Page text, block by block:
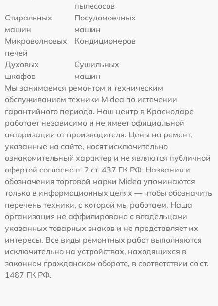
пылесосов
Стиральных
машин
Посудомоечных
машин
Микроволновых
печей
Кондиционеров
Духовых
шкафов
Сушильных
машин
Мы занимаемся ремонтом и техническим
обслуживанием техники Midea по истечении
гарантийного периода. Наш центр в Краснодаре
работает независимо и не имеет официальной
авторизации от производителя. Цены на ремонт,
указанные на сайте, носят исключительно
ознакомительный характер и не являются публичной
офертой согласно п. 2 ст. 437 ГК РФ. Названия и
обозначения торговой марки Midea упоминаются
только в информационных целях — чтобы обозначить
перечень техники, с которой мы работаем. Наша
организация не аффилирована с владельцами
указанных товарных знаков и не представляет их
интересы. Все виды ремонтных работ выполняются
исключительно на устройствах, находящихся в
законном гражданском обороте, в соответствии со ст.
1487 ГК РФ.